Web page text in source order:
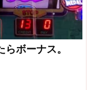
ボーナス。